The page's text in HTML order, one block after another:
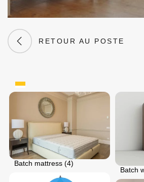
RETOUR AU POSTE
Batch mattress (4)
Batch